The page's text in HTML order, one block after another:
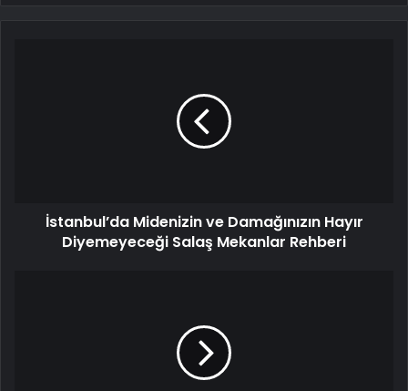
İstanbul’da Midenizin ve Damağınızın Hayır
Diyemeyeceği Salaş Mekanlar Rehberi